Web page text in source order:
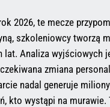
2026, te mecze
szkoleniowcy tworzą
Analiza wyjściowych
zmiana
nadal generuje
kto wystąpi na